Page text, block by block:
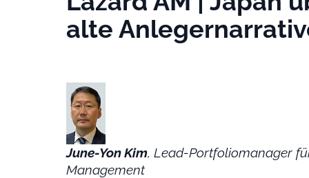
alte
June-Yon Kim, Lead-Portfoliomanager
Management